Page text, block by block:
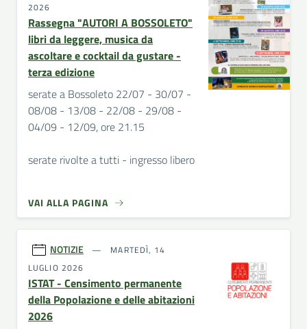
2026
Rassegna "AUTORI A BOSSOLETO"
libri da leggere, musica da
ascoltare e cocktail da gustare -
terza edizione
serate a Bossoleto 22/07 - 30/07 -
08/08 - 13/08 - 22/08 - 29/08 -
04/09 - 12/09, ore 21.15
serate rivolte a tutti - ingresso libero
VAI ALLA PAGINA
NOTIZIE
MARTEDÌ, 14
LUGLIO 2026
ISTAT - Censimento permanente
della Popolazione e delle abitazioni
2026